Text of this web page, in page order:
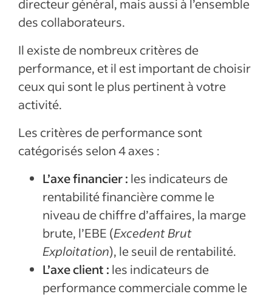
directeur général, mais aussi à l’ensemble
des collaborateurs.
Il existe de nombreux critères de
performance, et il est important de choisir
ceux qui sont le plus pertinent à votre
activité.
Les critères de performance sont
catégorisés selon 4 axes :
L’axe financier : les indicateurs de
rentabilité financière comme le
niveau de chiffre d’affaires, la marge
brute, l’EBE (Excedent Brut
Exploitation), le seuil de rentabilité.
L’axe client : les indicateurs de
performance commerciale comme le